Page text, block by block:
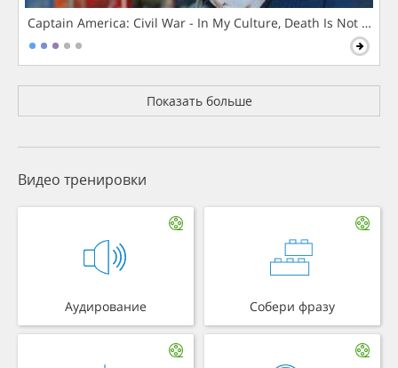
Captain America: Civil War - In My Culture, Death Is Not The
Показать больше
Видео тренировки
Аудирование Собери фразу